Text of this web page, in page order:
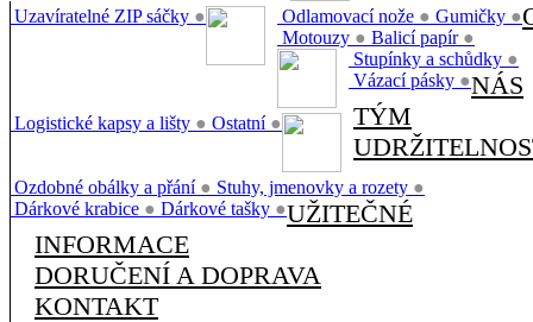
Uzavíratelné ZIP sáčky ● Odlamovací nože ● Gumičky ●
Motouzy ● Balicí papír ●
Stupínky a schůdky ●
Vázací pásky ●
Logistické kapsy a lišty ● Ostatní ●
Ozdobné obálky a přání ● Stuhy, jmenovky a rozety ●
Dárkové krabice ● Dárkové tašky ●
NÁS
TÝM
UŽITEČNÉ
INFORMACE
DORUČENÍ A DOPRAVA
KONTAKT